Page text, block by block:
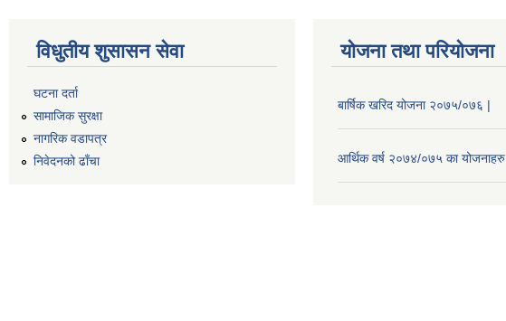
विधुतीय शुसासन सेवा
घटना दर्ता
सामाजिक सुरक्षा
नागरिक वडापत्र
निवेदनको ढाँचा
योजना तथा परियोजना
बार्षिक खरिद योजना २०७५/०७६ |
आर्थिक वर्ष २०७४/०७५ का योजनाहरु